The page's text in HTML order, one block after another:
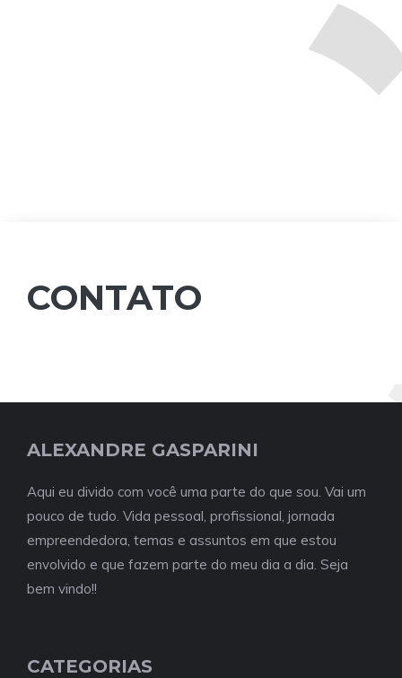
CONTATO
ALEXANDRE GASPARINI
Aqui eu divido com você uma parte do que sou. Vai um
pouco de tudo. Vida pessoal, profissional, jornada
empreendedora, temas e assuntos em que estou
envolvido e que fazem parte do meu dia a dia. Seja
bem vindo!!
CATEGORIAS